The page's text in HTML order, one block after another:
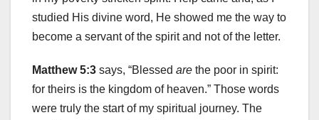
studied His divine word, He showed me the way to
become a servant of the spirit and not of the letter.
Matthew 5:3 says, “Blessed are the poor in spirit:
for theirs is the kingdom of heaven.” Those words
were truly the start of my spiritual journey. The